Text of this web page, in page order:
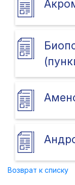
Возврат к списку